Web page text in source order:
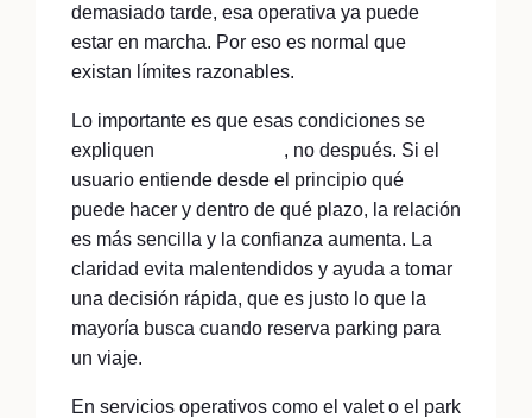
demasiado tarde, esa operativa ya puede
estar en marcha. Por eso es normal que
existan límites razonables.
Lo importante es que esas condiciones se
expliquen
, no después. Si el
usuario entiende desde el principio qué
puede hacer y dentro de qué plazo, la relación
es más sencilla y la confianza aumenta. La
claridad evita malentendidos y ayuda a tomar
una decisión rápida, que es justo lo que la
mayoría busca cuando reserva parking para
un viaje.
En servicios operativos como el valet o el park